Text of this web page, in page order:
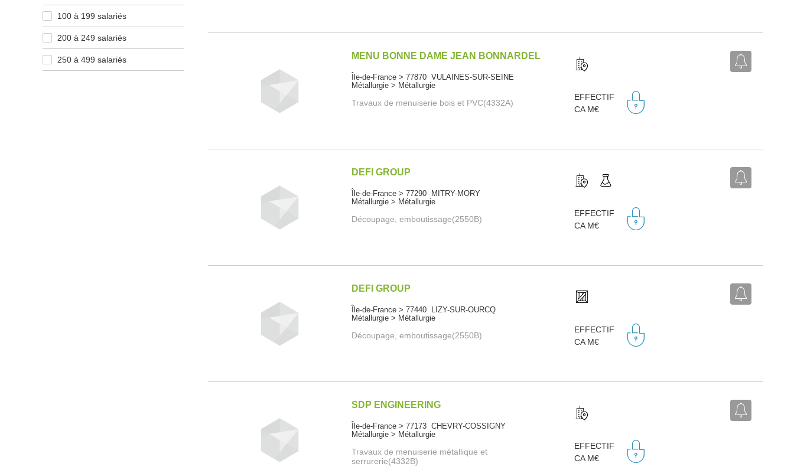
100 à 199 salariés
200 à 249 salariés
250 à 499 salariés MENU BONNE DAME JEAN BONNARDEL
Île-de-France > 77870 VULAINES-SUR-SEINE
Métallurgie > Métallurgie
Travaux de menuiserie bois et PVC(4332A)
EFFECTIF
CA M€
DEFI GROUP
Île-de-France > 77290 MITRY-MORY
Métallurgie > Métallurgie
Découpage, emboutissage(2550B)
EFFECTIF
CA M€
DEFI GROUP
Île-de-France > 77440 LIZY-SUR-OURCQ
Métallurgie > Métallurgie
Découpage, emboutissage(2550B)
EFFECTIF
CA M€
SDP ENGINEERING
Île-de-France > 77173 CHEVRY-COSSIGNY
Métallurgie > Métallurgie
Travaux de menuiserie métallique et
serrurerie(4332B)
EFFECTIF
CA M€